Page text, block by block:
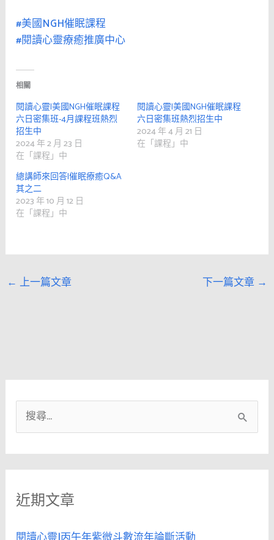
#美國NGH催眠課程
#閱讀心靈療癒推廣中心
相關
閱讀心靈|美國NGH催眠課程
六日密集班-4月課程班熱烈
招生中
2024 年 2 月 23 日
在「課程」中
閱讀心靈|美國NGH催眠課程
六日密集班熱烈招生中
2024 年 4 月 21 日
在「課程」中
總講師來回答|催眠療癒Q&A
其之二
2023 年 10 月 12 日
在「課程」中
← 上一篇文章 下一篇文章 →
尋
關
字
近期文章